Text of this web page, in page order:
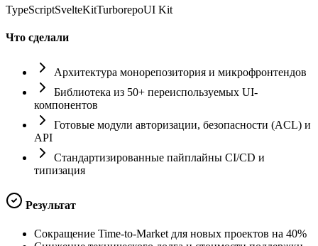
TypeScriptSvelteKitTurborepoUI Kit
Что сделали
Архитектура монорепозитория и микрофронтендов
Библиотека из 50+ переиспользуемых UI-
компонентов
Готовые модули авторизации, безопасности (ACL) и
API
Стандартизированные пайплайны CI/CD и
типизация
Результат
Сокращение Time-to-Market для новых проектов на 40%